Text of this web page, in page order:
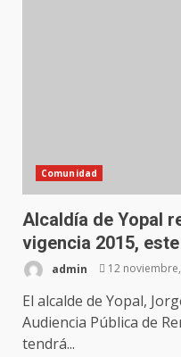
Comunidad
Alcaldía de Yopal
vigencia 2015,
admin 12
El alcalde de Yopal,
Audiencia Pública de
tendrá...